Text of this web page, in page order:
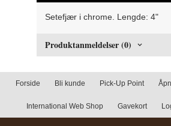
Setefjær i chrome. Lengde: 4"
Produktanmeldelser (0)
Forside Bli kunde Pick-Up Point
International Web Shop Gavekort